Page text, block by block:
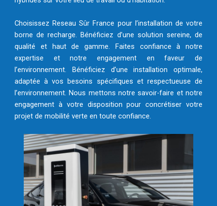
Choisissez Reseau Sûr France pour l’installation de votre
borne de recharge. Bénéficiez d’une solution sereine, de
qualité et haut de gamme. Faites confiance à notre
expertise et notre engagement en faveur de
l’environnement. Bénéficiez d’une installation optimale,
adaptée à vos besoins spécifiques et respectueuse de
l’environnement. Nous mettons notre savoir-faire et notre
engagement à votre disposition pour concrétiser votre
projet de mobilité verte en toute confiance.